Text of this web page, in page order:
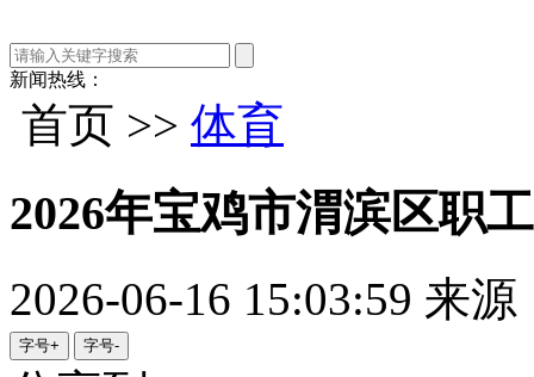
新闻热线：
首页 >> 体育
2026年宝鸡市渭滨区职
2026-06-16 15:03:59 来源
字号+ 字号-